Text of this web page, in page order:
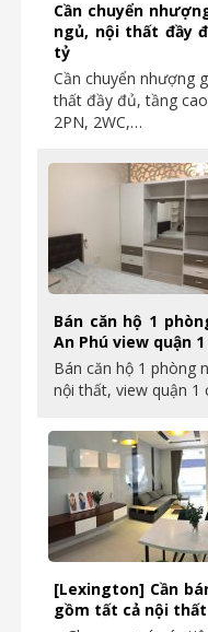
Cần chuyển
ngủ, nội thất đầy
tỷ
Cần chuyển nhượng
thất đầy đủ, tầng
2PN, 2WC,…
Bán căn hộ 1
An Phú view quận
Bán căn hộ 1 phòng
nội thất, view quận
[Lexington] Cần
gồm tất cả nội